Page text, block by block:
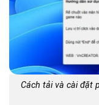
Cách tải và cài đặt